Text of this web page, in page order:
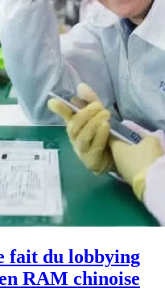
fait du lobbying
RAM chinoise